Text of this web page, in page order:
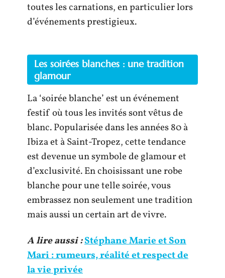
toutes les carnations, en particulier lors
d’événements prestigieux.
Les soirées blanches : une tradition
glamour
La ‘soirée blanche’ est un événement
festif où tous les invités sont vêtus de
blanc. Popularisée dans les années 80 à
Ibiza et à Saint-Tropez, cette tendance
est devenue un symbole de glamour et
d’exclusivité. En choisissant une robe
blanche pour une telle soirée, vous
embrassez non seulement une tradition
mais aussi un certain art de vivre.
A lire aussi :Stéphane Marie et Son
Mari : rumeurs, réalité et respect de
la vie privée